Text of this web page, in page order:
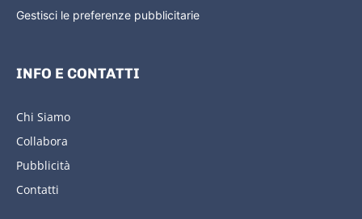
Gestisci le preferenze pubblicitarie
INFO E CONTATTI
Chi Siamo
Collabora
Pubblicità
Contatti